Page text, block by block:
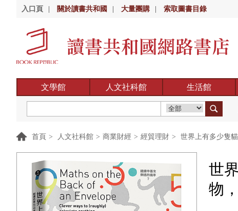
入口頁 關於讀書共和國 大量團購 索取圖書目錄
文學館 人文社科館 生活館
首頁 > 人文社科館 > 商業財經 > 經貿理財 > 世界上有多少隻
世
物